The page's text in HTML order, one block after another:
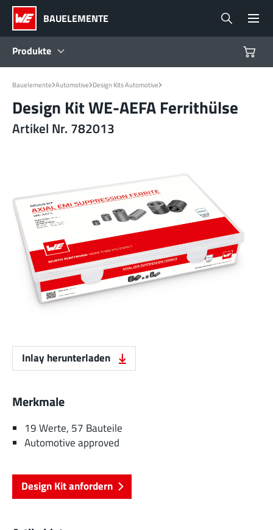
BAUELEMENTE
Produkte
Produkte
Referenzdesigns
Branchen
Design Kits
Bauelemente Automotive Design Kits Automotive
Design Kit WE-AEFA Ferrithülse
Artikel Nr. 782013
Inlay herunterladen
Merkmale
19 Werte, 57 Bauteile
Automotive approved
Design Kit anfordern